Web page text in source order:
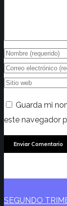
Guarda mi
este navegador
SEGUNDO